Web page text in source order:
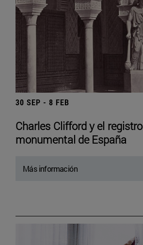
30 SEP - 8 FEB
Charles Clifford y el registro
monumental de España
Más información